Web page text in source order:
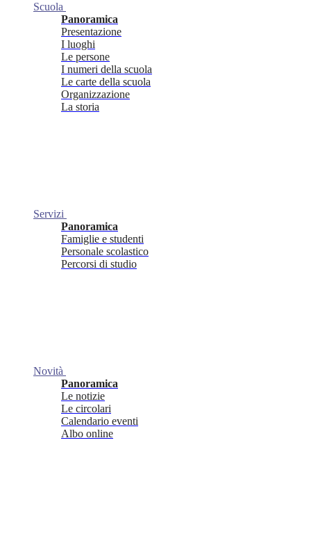
Scuola
Panoramica
Presentazione
I luoghi
Le persone
I numeri della scuola
Le carte della scuola
Organizzazione
La storia
Servizi
Panoramica
Famiglie e studenti
Personale scolastico
Percorsi di studio
Novità
Panoramica
Le notizie
Le circolari
Calendario eventi
Albo online